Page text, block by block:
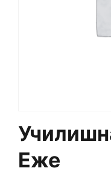
Еже